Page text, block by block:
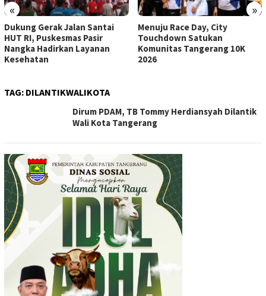
« »
Dukung Gerak Jalan Santai
HUT RI, Puskesmas Pasir
Nangka Hadirkan Layanan
Kesehatan
Menuju Race Day, City
Touchdown Satukan
Komunitas Tangerang 10K
2026
TAG: DILANTIKWALIKOTA
Dirum PDAM, TB Tommy Herdiansyah Dilantik
Wali Kota Tangerang